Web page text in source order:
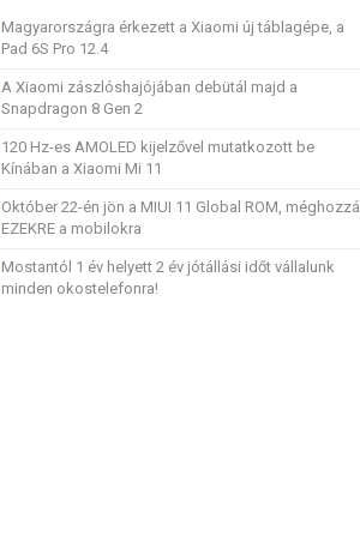
Magyarországra érkezett a Xiaomi új táblagépe, a
Pad 6S Pro 12.4
A Xiaomi zászlóshajójában debütál majd a
Snapdragon 8 Gen 2
120 Hz-es AMOLED kijelzővel mutatkozott be
Kínában a Xiaomi Mi 11
Október 22-én jön a MIUI 11 Global ROM, méghozzá
EZEKRE a mobilokra
Mostantól 1 év helyett 2 év jótállási időt vállalunk
minden okostelefonra!